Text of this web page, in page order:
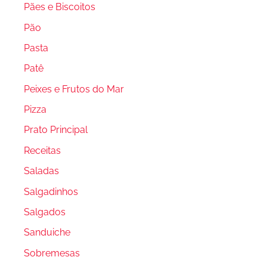
Pães e Biscoitos
Pão
Pasta
Patê
Peixes e Frutos do Mar
Pizza
Prato Principal
Receitas
Saladas
Salgadinhos
Salgados
Sanduiche
Sobremesas